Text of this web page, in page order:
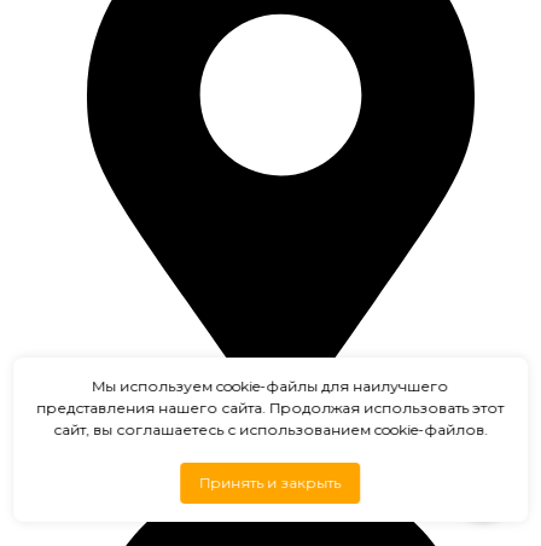
Черноголовка
Мы используем cookie-файлы для наилучшего
представления нашего сайта. Продолжая использовать этот
сайт, вы соглашаетесь с использованием cookie-файлов.
Принять и закрыть